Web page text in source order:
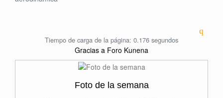
Tiempo de carga de la página: 0.176 segundos
Gracias a Foro Kunena
Foto de la semana